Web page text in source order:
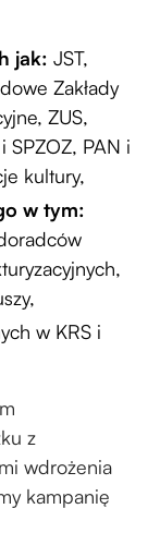
jak:JST,
Zakłady
ZUS,
SPZOZ, PAN i
kultury,
w tym:
w KRS i
z
wdrożenia
kampanię